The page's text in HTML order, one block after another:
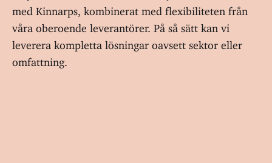
med Kinnarps, kombinerat med flexibiliteten från
våra oberoende leverantörer. På så sätt kan vi
leverera kompletta lösningar oavsett sektor eller
omfattning.